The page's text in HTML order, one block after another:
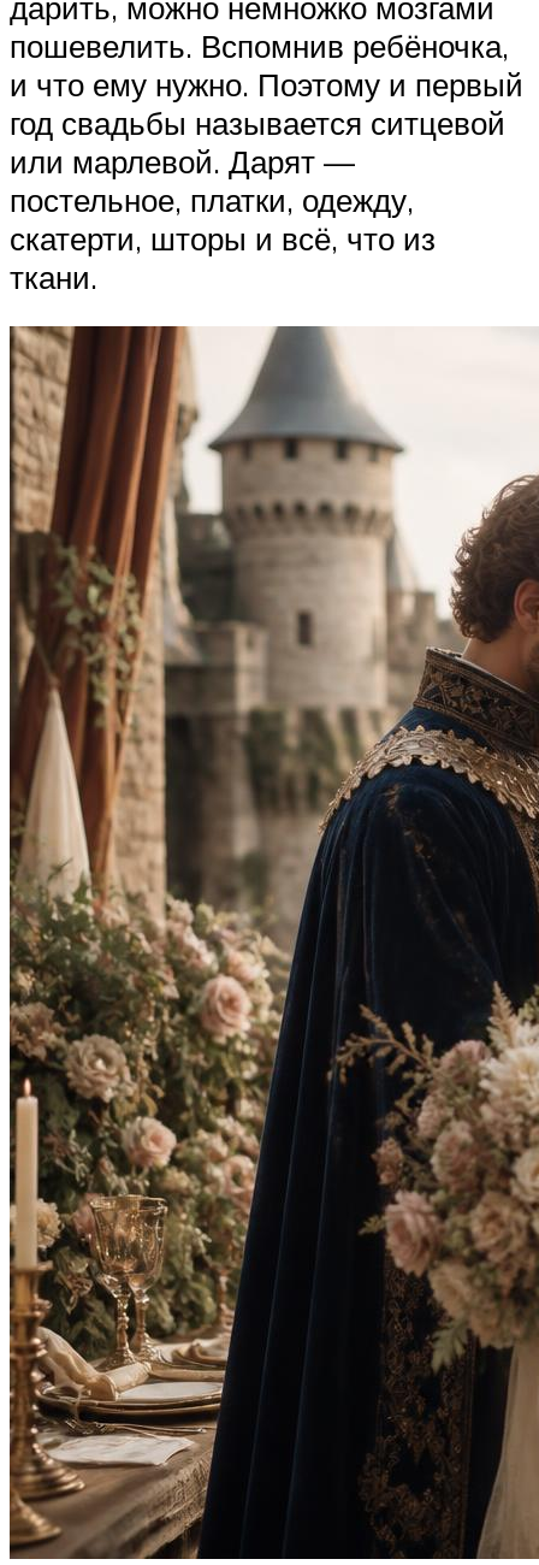
пошевелить. Вспомнив ребёночка,
и что ему нужно. Поэтому и первый
год свадьбы называется ситцевой
или марлевой. Дарят —
постельное, платки, одежду,
скатерти, шторы и всё, что из
ткани.